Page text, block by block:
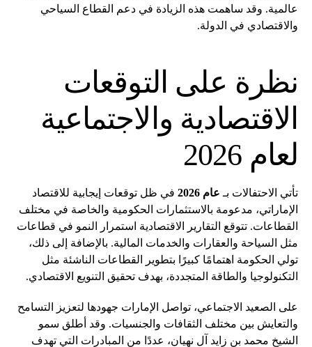
عالمية. وقد ساهمت هذه الزيادة في دعم القطاع السياحي
والاقتصادي في الدولة.
نظرة على التوقعات
الاقتصادية والاجتماعية
لعام 2026
تأتي الاحتفالات بـ عام 2026
في ظل توقعات إيجابية للاقتصاد
الإماراتي، مدعومة بالاستثمارات الحكومية والخاصة في مختلف
القطاعات. تتوقع التقارير الاقتصادية استمرار النمو في قطاعات
مثل السياحة والعقارات والخدمات المالية. بالإضافة إلى ذلك،
تولي الحكومة اهتمامًا كبيرًا بتطوير القطاعات الناشئة مثل
التكنولوجيا والطاقة المتجددة، بهدف تحقيق التنويع الاقتصادي.
على الصعيد الاجتماعي، تواصل الإمارات جهودها لتعزيز التسامح
والتعايش بين مختلف الثقافات والجنسيات. وقد أطلق سمو
الشيخ محمد بن زايد آل نهيان، عددًا من المبادرات التي تهدف